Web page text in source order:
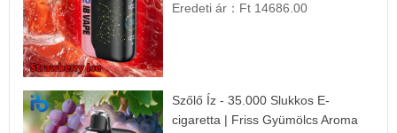
Eredeti ár： Ft 14686.00
Szőlő Íz - 35.000 Slukkos E-
cigaretta | Friss Gyümölcs Aroma